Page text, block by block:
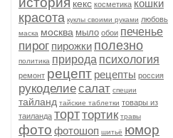
кекс косметика кошки
красота куклы своими руками любовь
маска москва мыло обои печенье
пирог пирожки полезно
политика природа психология
ремонт рецепт рецепты россия
рукоделиесалат специи
тайланд тайские таблетки товары из
таиланда торттортик травы
фото фотошоп шитьё юмор